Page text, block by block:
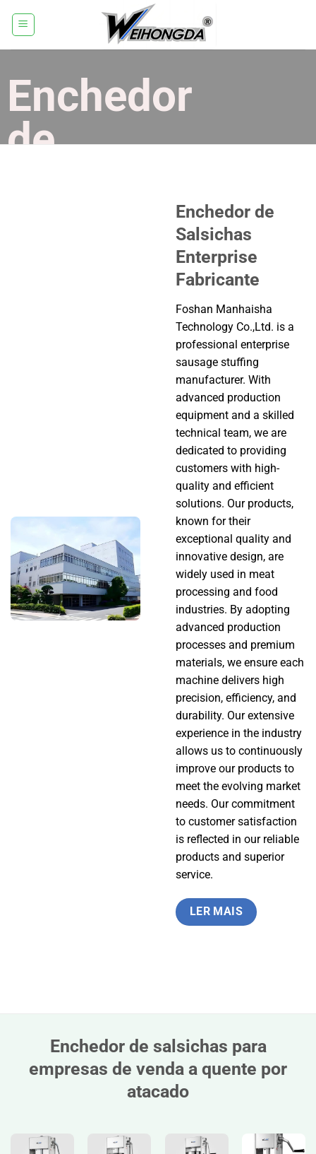
para
Enchedor
de
Enterprise
Fabricante
Weihongda é um fabricante e fornecedor de
enchimento de salsichas de alta qualidade.
Nossos produtos são projetados para atender
às necessidades de cozinheiros domésticos e
processadores de alimentos comerciais.
Enchedor de
Salsichas
Enterprise
Fabricante
Foshan Manhaisha
Technology Co.,Ltd. is a
professional enterprise
sausage stuffing
manufacturer. With
advanced production
equipment and a skilled
technical team, we are
dedicated to providing
customers with high-
quality and efficient
solutions. Our products,
known for their
exceptional quality and
innovative design, are
widely used in meat
processing and food
industries. By adopting
advanced production
processes and premium
materials, we ensure each
machine delivers high
precision, efficiency, and
durability. Our extensive
experience in the industry
allows us to continuously
improve our products to
meet the evolving market
needs. Our commitment
to customer satisfaction
is reflected in our reliable
products and superior
service.
LER MAIS
Enchedor de salsichas para
empresas de venda a quente por
atacado